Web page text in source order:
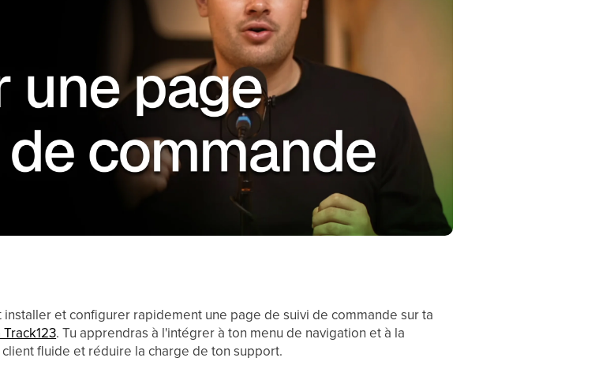
et configurer rapidement une page de suivi de commande sur ta
. Tu apprendras à l'intégrer à ton menu de navigation et à la
fluide et réduire la charge de ton support.